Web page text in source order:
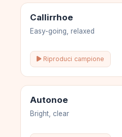
Callirrhoe
Easy-going, relaxed
Riproduci campione
Autonoe
Bright, clear